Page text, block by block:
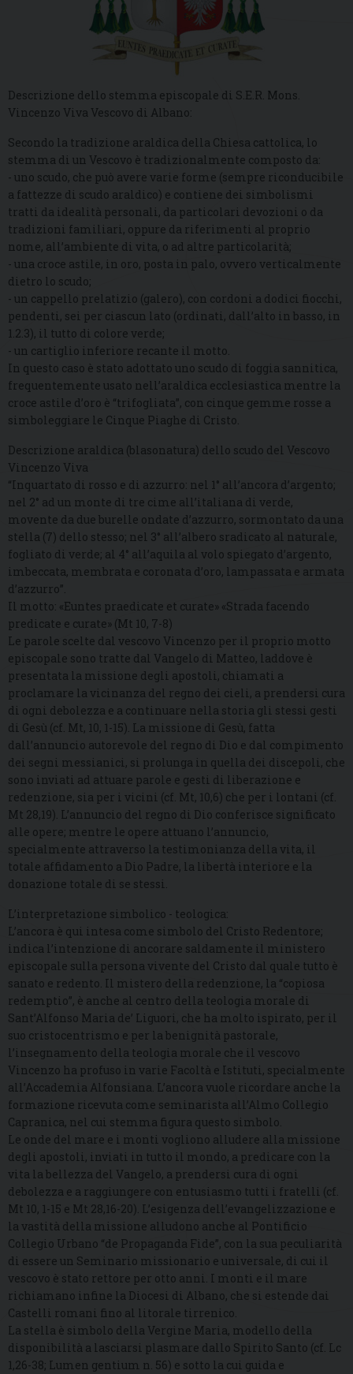
Descrizione dello stemma episcopale di S.E.R. Mons.
Vincenzo Viva Vescovo di Albano:
Secondo la tradizione araldica della Chiesa cattolica, lo
stemma di un Vescovo è tradizionalmente composto da:
- uno scudo, che può avere varie forme (sempre riconducibile
a fattezze di scudo araldico) e contiene dei simbolismi
tratti da idealità personali, da particolari devozioni o da
tradizioni familiari, oppure da riferimenti al proprio
nome, all’ambiente di vita, o ad altre particolarità;
- una croce astile, in oro, posta in palo, ovvero verticalmente
dietro lo scudo;
- un cappello prelatizio (galero), con cordoni a dodici fiocchi,
pendenti, sei per ciascun lato (ordinati, dall’alto in basso, in
1.2.3), il tutto di colore verde;
- un cartiglio inferiore recante il motto.
In questo caso è stato adottato uno scudo di foggia sannitica,
frequentemente usato nell’araldica ecclesiastica mentre la
croce astile d’oro è “trifogliata”, con cinque gemme rosse a
simboleggiare le Cinque Piaghe di Cristo.
Descrizione araldica (blasonatura) dello scudo del Vescovo
Vincenzo Viva
“Inquartato di rosso e di azzurro: nel 1° all’ancora d’argento;
nel 2° ad un monte di tre cime all’italiana di verde,
movente da due burelle ondate d’azzurro, sormontato da una
stella (7) dello stesso; nel 3° all’albero sradicato al naturale,
fogliato di verde; al 4° all’aquila al volo spiegato d’argento,
imbeccata, membrata e coronata d’oro, lampassata e armata
d’azzurro”.
Il motto: «Euntes praedicate et curate» «Strada facendo
predicate e curate» (Mt 10, 7-8)
Le parole scelte dal vescovo Vincenzo per il proprio motto
episcopale sono tratte dal Vangelo di Matteo, laddove è
presentata la missione degli apostoli, chiamati a
proclamare la vicinanza del regno dei cieli, a prendersi cura
di ogni debolezza e a continuare nella storia gli stessi gesti
di Gesù (cf. Mt, 10, 1-15). La missione di Gesù, fatta
dall’annuncio autorevole del regno di Dio e dal compimento
dei segni messianici, si prolunga in quella dei discepoli, che
sono inviati ad attuare parole e gesti di liberazione e
redenzione, sia per i vicini (cf. Mt, 10,6) che per i lontani (cf.
Mt 28,19). L’annuncio del regno di Dio conferisce significato
alle opere; mentre le opere attuano l’annuncio,
specialmente attraverso la testimonianza della vita, il
totale affidamento a Dio Padre, la libertà interiore e la
donazione totale di se stessi.
L’interpretazione simbolico - teologica:
L’ancora è qui intesa come simbolo del Cristo Redentore;
indica l’intenzione di ancorare saldamente il ministero
episcopale sulla persona vivente del Cristo dal quale tutto è
sanato e redento. Il mistero della redenzione, la “copiosa
redemptio”, è anche al centro della teologia morale di
Sant’Alfonso Maria de’ Liguori, che ha molto ispirato, per il
suo cristocentrismo e per la benignità pastorale,
l’insegnamento della teologia morale che il vescovo
Vincenzo ha profuso in varie Facoltà e Istituti, specialmente
all’Accademia Alfonsiana. L’ancora vuole ricordare anche la
formazione ricevuta come seminarista all’Almo Collegio
Capranica, nel cui stemma figura questo simbolo.
Le onde del mare e i monti vogliono alludere alla missione
degli apostoli, inviati in tutto il mondo, a predicare con la
vita la bellezza del Vangelo, a prendersi cura di ogni
debolezza e a raggiungere con entusiasmo tutti i fratelli (cf.
Mt 10, 1-15 e Mt 28,16-20). L’esigenza dell’evangelizzazione e
la vastità della missione alludono anche al Pontificio
Collegio Urbano “de Propaganda Fide”, con la sua peculiarità
di essere un Seminario missionario e universale, di cui il
vescovo è stato rettore per otto anni. I monti e il mare
richiamano infine la Diocesi di Albano, che si estende dai
Castelli romani fino al litorale tirrenico.
La stella è simbolo della Vergine Maria, modello della
disponibilità a lasciarsi plasmare dallo Spirito Santo (cf. Lc
1,26-38; Lumen gentium n. 56) e sotto la cui guida e